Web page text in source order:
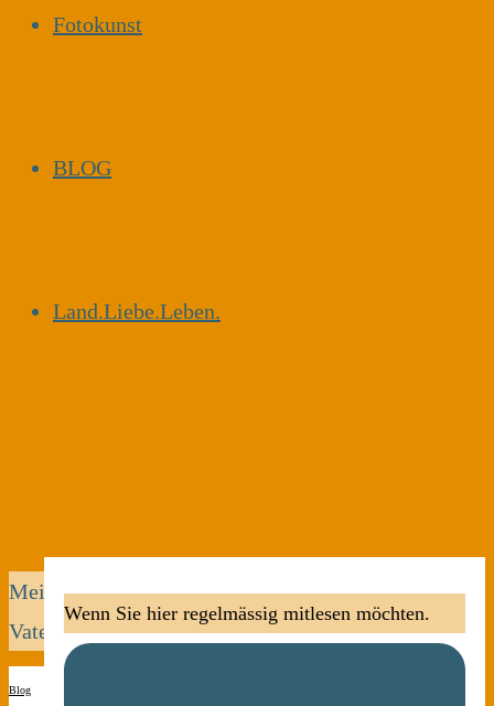
Fotokunst
BLOG
Land.Liebe.Leben.
Mein
Vater
Blog
Wenn Sie hier regelmässig mitlesen möchten.